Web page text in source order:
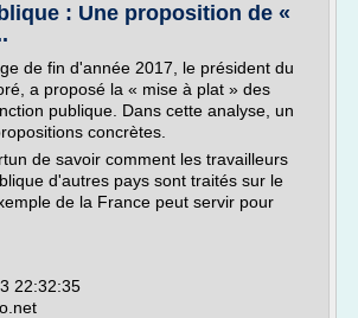
: Une proposition de «
de fin d'année 2017, le président du
a proposé la « mise à plat » des
publique. Dans cette analyse, un
concrètes.
de savoir comment les travailleurs
d'autres pays sont traités sur le
de la France peut servir pour
22:32:35